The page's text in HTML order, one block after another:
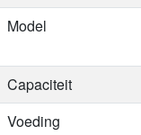
Model
Capaciteit
Voeding